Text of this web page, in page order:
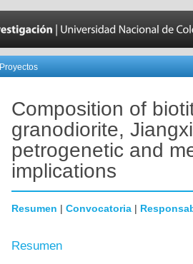
Proyectos
Composition of
granodiorite,
petrogenetic and
implications
Resumen | Convocatoria |
Resumen